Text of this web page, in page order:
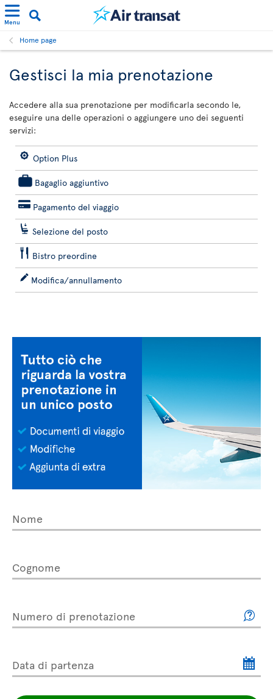
Menu
Home page
Gestisci la mia prenotazione
Accedere alla sua prenotazione per modificarla secondo le,
eseguire una delle operazioni o aggiungere uno dei seguenti
servizi:
Option Plus
Bagaglio aggiuntivo
Pagamento del viaggio
Selezione del posto
Bistro preordine
Modifica/annullamento
Nome
Cognome
Numero di prenotazione
Data di partenza